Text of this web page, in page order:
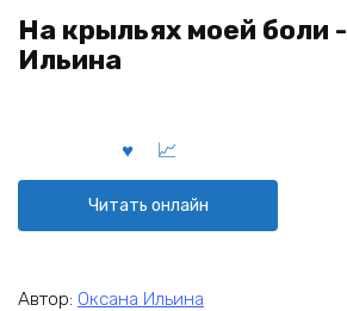
На крыльях моей боли
Ильина
Читать онлайн
Автор: Оксана Ильина